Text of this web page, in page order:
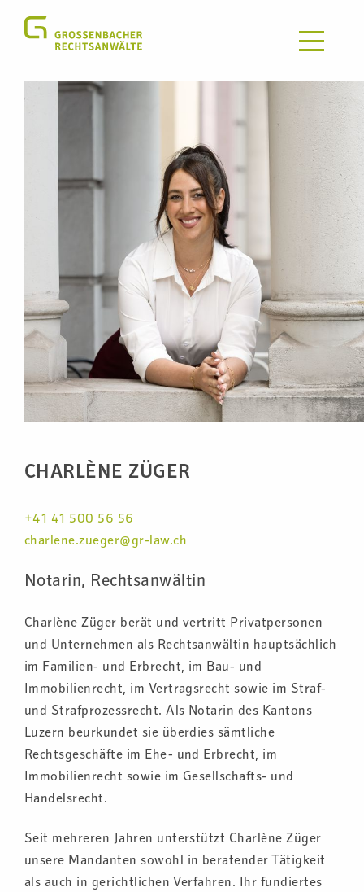
CHARLÈNE ZÜGER
+41 41 500 56 56
charlene.zueger@gr-law.ch
Notarin, Rechtsanwältin
Charlène Züger berät und vertritt Privatpersonen
und Unternehmen als Rechtsanwältin hauptsächlich
im Familien- und Erbrecht, im Bau- und
Immobilienrecht, im Vertragsrecht sowie im Straf-
und Strafprozessrecht. Als Notarin des Kantons
Luzern beurkundet sie überdies sämtliche
Rechtsgeschäfte im Ehe- und Erbrecht, im
Immobilienrecht sowie im Gesellschafts- und
Handelsrecht.
Seit mehreren Jahren unterstützt Charlène Züger
unsere Mandanten sowohl in beratender Tätigkeit
als auch in gerichtlichen Verfahren. Ihr fundiertes